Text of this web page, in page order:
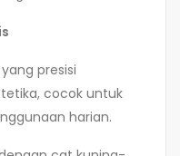
presisi
cocok untuk
harian.